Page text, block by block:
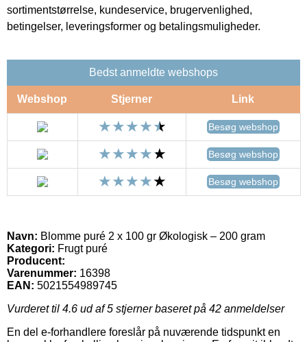
sortimentstørrelse, kundeservice, brugervenlighed,
betingelser, leveringsformer og betalingsmuligheder.
Bedst anmeldte webshops
Webshop Stjerner Link
Besøg webshop
Besøg webshop
Besøg webshop
Navn: Blomme puré 2 x 100 gr Økologisk – 200 gram
Kategori: Frugt puré
Producent:
Varenummer: 16398
EAN: 5021554989745
Vurderet til 4.6 ud af 5 stjerner baseret på 42 anmeldelser
En del e-forhandlere foreslår på nuværende tidspunkt en